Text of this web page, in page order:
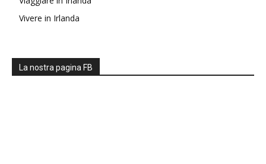
Vivere in Irlanda
La nostra pagina FB